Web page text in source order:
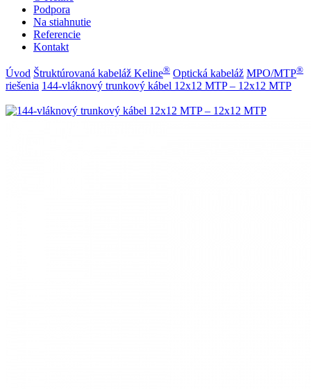
Podpora
Na stiahnutie
Referencie
Kontakt
Úvod Štruktúrovaná kabeláž Keline® Optická kabeláž MPO/MTP®
riešenia 144-vláknový trunkový kábel 12x12 MTP – 12x12 MTP